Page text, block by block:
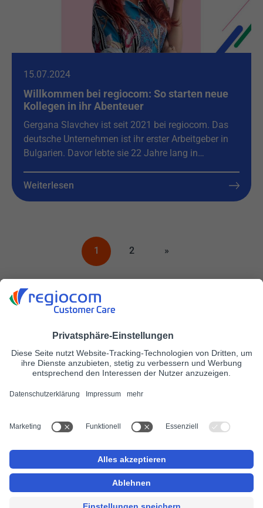
15.07.2024
Willkommen bei regiocom: So starten neue
Kollegen in ihr Abenteuer
Gergana Slavchev ist seit 2021 bei regiocom. Das
deutsche Unternehmen ist ihr erster Arbeitgeber in
Bulgarien. Davor lebte sie 22 Jahre lang in…
Weiterlesen
1 2 »
regiocom πελατών
regiocom SE